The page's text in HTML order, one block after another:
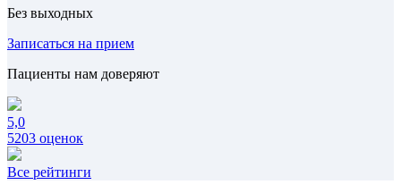
Без выходных
Записаться на прием
Пациенты нам доверяют
5,0
5203 оценок
Все рейтинги